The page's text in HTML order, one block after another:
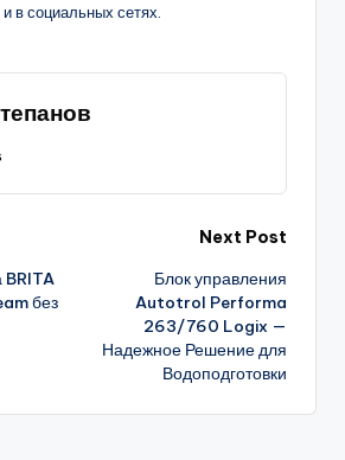
в социальных сетях.
BRITA
без
Next Post
Блок управления
Autotrol Performa
263/760 Logix —
Надежное Решение для
Водоподготовки